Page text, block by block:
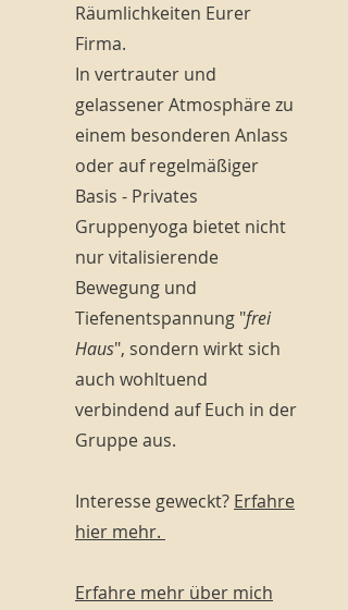
Räumlichkeiten Eurer
Firma.
In vertrauter und
gelassener Atmosphäre zu
einem besonderen Anlass
oder auf regelmäßiger
Basis - Privates
Gruppenyoga bietet nicht
nur vitalisierende
Bewegung und
Tiefenentspannung "frei
Haus", sondern wirkt sich
auch wohltuend
verbindend auf Euch in der
Gruppe aus.
Interesse geweckt? Erfahre
hier mehr.
Erfahre mehr über mich